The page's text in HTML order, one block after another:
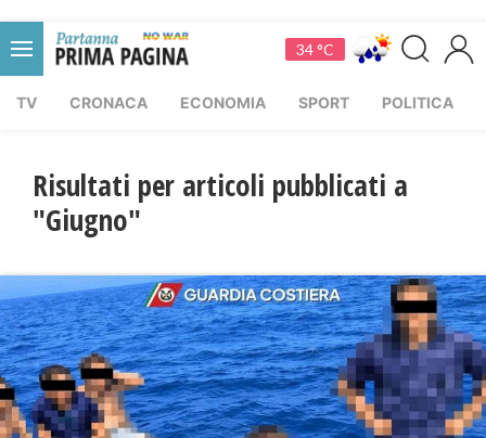
34 °C
TV CRONACA ECONOMIA SPORT POLITICA
Risultati per articoli pubblicati a
"Giugno"